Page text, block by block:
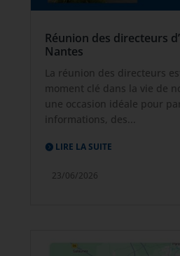
Réunion des directeurs
Nantes
La réunion des directeurs
moment clé dans la vie de
une occasion idéale pour
informations, des...
LIRE LA SUITE
23/06/2026